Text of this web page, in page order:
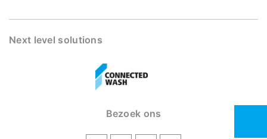
Next level solutions
Bezoek ons